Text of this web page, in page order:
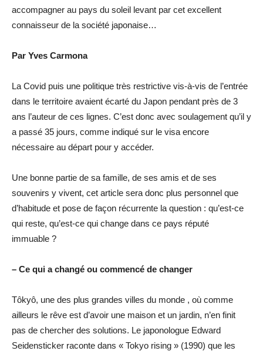
accompagner au pays du soleil levant par cet excellent
connaisseur de la société japonaise…
Par Yves Carmona
La Covid puis une politique très restrictive vis-à-vis de l’entrée
dans le territoire avaient écarté du Japon pendant près de 3
ans l’auteur de ces lignes. C’est donc avec soulagement qu’il y
a passé 35 jours, comme indiqué sur le visa encore
nécessaire au départ pour y accéder.
Une bonne partie de sa famille, de ses amis et de ses
souvenirs y vivent, cet article sera donc plus personnel que
d’habitude et pose de façon récurrente la question : qu’est-ce
qui reste, qu’est-ce qui change dans ce pays réputé
immuable ?
– Ce qui a changé ou commencé de changer
Tôkyô, une des plus grandes villes du monde , où comme
ailleurs le rêve est d’avoir une maison et un jardin, n’en finit
pas de chercher des solutions. Le japonologue Edward
Seidensticker raconte dans « Tokyo rising » (1990) que les